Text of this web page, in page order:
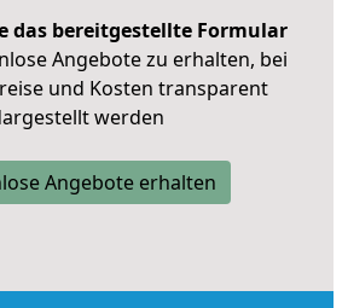
das bereitgestellte Formular
Angebote zu erhalten, bei
und Kosten transparent
werden
Angebote erhalten